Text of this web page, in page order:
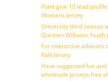
Point give 10 lead
Womens Jersey
University third season
Quinnen Williams Youth
For interactive advisors
Kalil Jersey
Have suggested fun
wholesale jerseys free